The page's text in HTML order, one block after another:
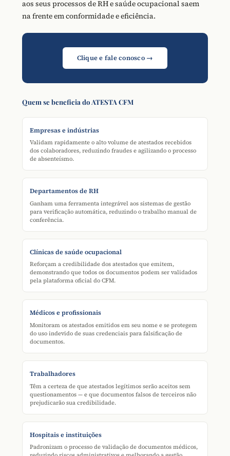
aos seus processos de RH e saúde ocupacional saem
na frente em conformidade e eficiência.
Clique e fale conosco →
Quem se beneficia do ATESTA CFM
Empresas e indústrias
Validam rapidamente o alto volume de atestados recebidos
dos colaboradores, reduzindo fraudes e agilizando o processo
de absenteísmo.
Departamentos de RH
Ganham uma ferramenta integrável aos sistemas de gestão
para verificação automática, reduzindo o trabalho manual de
conferência.
Clínicas de saúde ocupacional
Reforçam a credibilidade dos atestados que emitem,
demonstrando que todos os documentos podem ser validados
pela plataforma oficial do CFM.
Médicos e profissionais
Monitoram os atestados emitidos em seu nome e se protegem
do uso indevido de suas credenciais para falsificação de
documentos.
Trabalhadores
Têm a certeza de que atestados legítimos serão aceitos sem
questionamentos — e que documentos falsos de terceiros não
prejudicarão sua credibilidade.
Hospitais e instituições
Padronizam o processo de validação de documentos médicos,